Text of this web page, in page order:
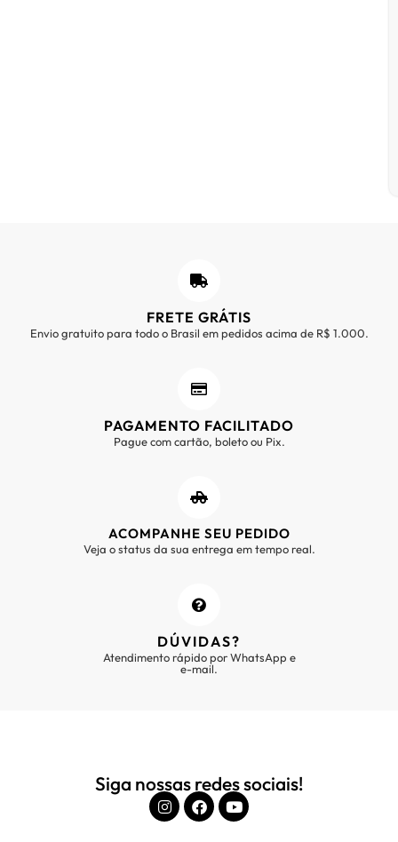
FRETE GRÁTIS
Envio gratuito para todo o Brasil em pedidos acima de R$ 1.000.
PAGAMENTO FACILITADO
Pague com cartão, boleto ou Pix.
ACOMPANHE SEU PEDIDO
Veja o status da sua entrega em tempo real.
DÚVIDAS?
Atendimento rápido por WhatsApp e
e-mail.
Siga nossas redes sociais!